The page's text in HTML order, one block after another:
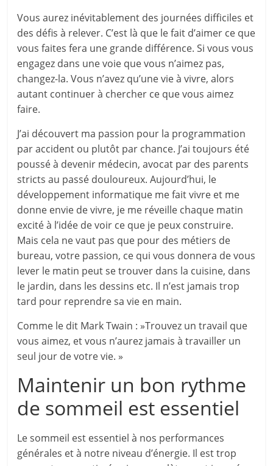
Vous aurez inévitablement des journées difficiles et
des défis à relever. C’est là que le fait d’aimer ce que
vous faites fera une grande différence. Si vous vous
engagez dans une voie que vous n’aimez pas,
changez-la. Vous n’avez qu’une vie à vivre, alors
autant continuer à chercher ce que vous aimez
faire.
J’ai découvert ma passion pour la programmation
par accident ou plutôt par chance. J’ai toujours été
poussé à devenir médecin, avocat par des parents
stricts au passé douloureux. Aujourd’hui, le
développement informatique me fait vivre et me
donne envie de vivre, je me réveille chaque matin
excité à l’idée de voir ce que je peux construire.
Mais cela ne vaut pas que pour des métiers de
bureau, votre passion, ce qui vous donnera de vous
lever le matin peut se trouver dans la cuisine, dans
le jardin, dans les dessins etc. Il n’est jamais trop
tard pour reprendre sa vie en main.
Comme le dit Mark Twain : »Trouvez un travail que
vous aimez, et vous n’aurez jamais à travailler un
seul jour de votre vie. »
Maintenir un bon rythme
de sommeil est essentiel
Le sommeil est essentiel à nos performances
générales et à notre niveau d’énergie. Il est trop